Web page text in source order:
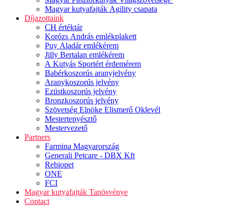
Magyar kutyafajták Agility csapata
Díjazottaink
CH értéktár
Korózs András emlékplakett
Puy Aladár emlékérem
Jilly Bertalan emlékérem
A Kutyás Sportért érdemérem
Babérkoszorús aranyjelvény
Aranykoszorús jelvény
Ezüstkoszorús jelvény
Bronzkoszorús jelvény
Szövetség Elnöke Elismerő Oklevél
Mestertenyésztő
Mestervezető
Partners
Farmina Magyarország
Generali Petcare - DBX Kft
Rebiopet
ONE
FCI
Magyar kutyafajták Tanösvénye
Contact